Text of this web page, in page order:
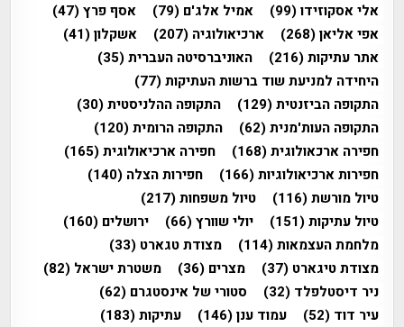
אלי אסקוזידו(99) אמיל אלג'ם (79) אסף פרץ(47)
אפי אליאן(268) ארכיאולוגיה (207) אשקלון(41)
אתר עתיקות(216) האוניברסיטה העברית(35)
היחידה למניעת שוד ברשות העתיקות(77)
התקופה הביזנטית(129) התקופה ההלניסטית(30)
התקופה העות'מנית(62) התקופה הרומית(120)
חפירה ארכאולוגית(168) חפירה ארכיאולוגית(165)
חפירות ארכיאולוגיות(166) חפירות הצלה (140)
טיול מורשת(116) טיול משפחות(217)
טיול עתיקות(151) יולי שוורץ(66) ירושלים (160)
מלחמת העצמאות(114) מצודת טגארט (33)
מצודת טיגארט (37) מצרים (36) משטרת ישראל (82)
ניר דיסטלפלד (32) סטורי של אינסטגרם (62)
עיר דוד (52) עמוד ענן(146) עתיקות(183)